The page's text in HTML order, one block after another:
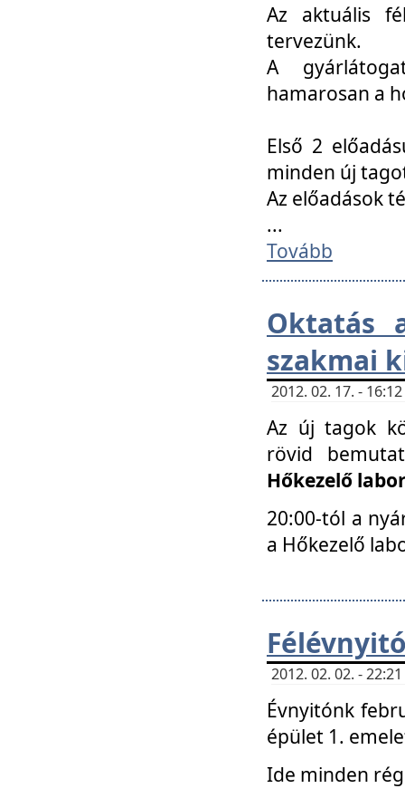
Az aktuális
tervezünk.
A
hamarosan a
Első 2
minden új
Az előadások
...
Tovább
Oktatás
szakmai
2012. 02. 17. -
Az új tagok
rövid
Hőkezelő
20:00-tól a
a Hőkezelő
2012. 02. 02. -
Évnyitónk
épület 1.
Ide minden